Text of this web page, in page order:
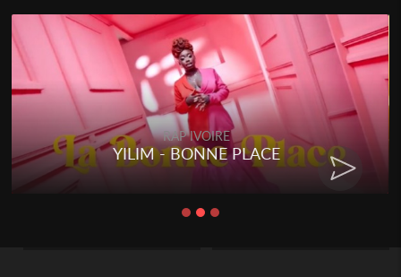
RAP IVOIRE
YILIM - BONNE PLACE